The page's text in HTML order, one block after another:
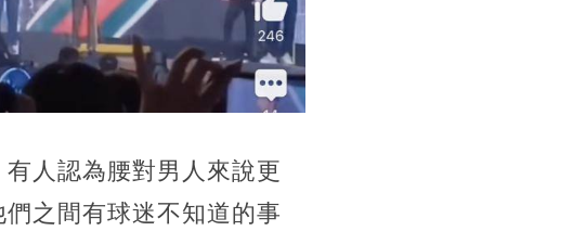
人認為腰對男人來說更
之間有球迷不知道的事